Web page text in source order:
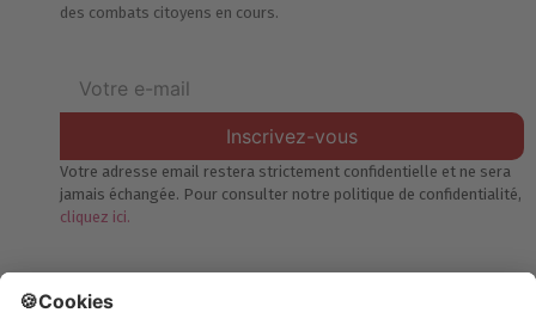
des combats citoyens en cours.
Inscrivez-vous
Votre adresse email restera strictement confidentielle et ne sera
jamais échangée. Pour consulter notre politique de confidentialité,
cliquez ici.